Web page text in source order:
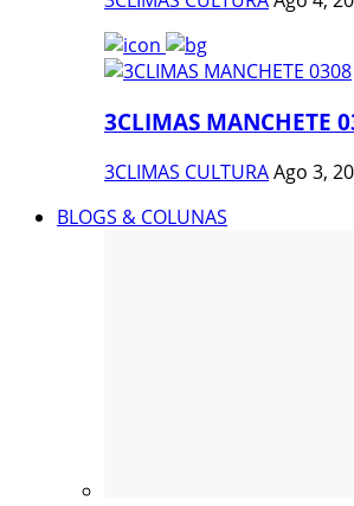
3CLIMAS MANCHETE
3CLIMAS CULTURAAgo 3,
BLOGS & COLUNAS